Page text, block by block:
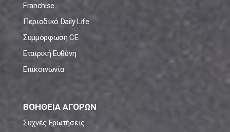
Franchise
Περιοδικό Daily Life
Συμμόρφωση CE
Εταιρική Ευθύνη
Επικοινωνία
ΒΟΗΘΕΙΑ ΑΓΟΡΩΝ
Συχνές Ερωτήσεις